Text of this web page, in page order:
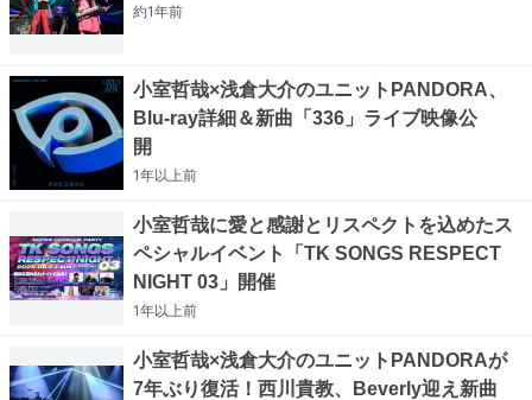
約1年前
小室哲哉×浅倉大介のユニットPANDORA、
Blu-ray詳細＆新曲「336」ライブ映像公
開
1年以上前
小室哲哉に愛と感謝とリスペクトを込めたス
ペシャルイベント「TK SONGS RESPECT
NIGHT 03」開催
1年以上前
小室哲哉×浅倉大介のユニットPANDORAが
7年ぶり復活！西川貴教、Beverly迎え新曲